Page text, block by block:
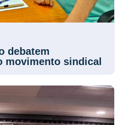
debatem
movimento sindical